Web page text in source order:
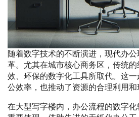
随着数字技术的不断演进，现代办
革。尤其在城市核心商务区，传统
效、环保的数字化工具所取代。这
公效率，也推动了资源的合理利用和
在大型写字楼内，办公流程的数字